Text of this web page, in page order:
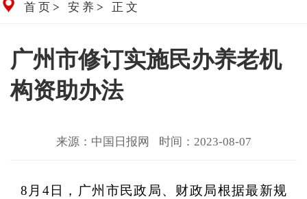
首页 > 安养 > 正文
广州市修订实施民办养老机
构资助办法
来源：中国日报网 时间：2023-08-07
8月4日，广州市民政局、财政局根据最新规